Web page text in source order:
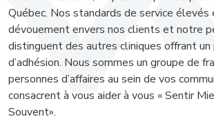
Québec. Nos standards de service
dévouement envers nos clients et notre
distinguent des autres cliniques offrant un
d’adhésion. Nous sommes un groupe de
personnes d’affaires au sein de vos
consacrent à vous aider à vous « Sentir
Souvent».